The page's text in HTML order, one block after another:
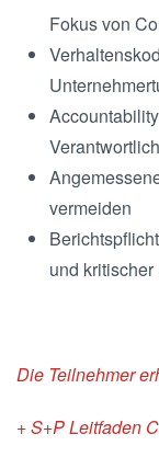
Fokus von
vermeiden
und
Die Teilnehmer
+ S+P Leitfaden